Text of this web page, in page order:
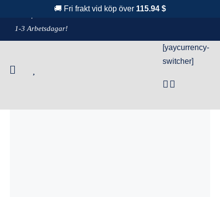
innehållet
& Leverans
1-3 Arbetsdagar!
[yaycurrency-
switcher]
🚚 Fri frakt vid köp över 115.94 $